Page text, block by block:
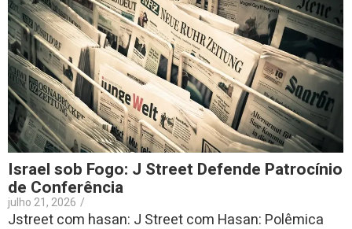
Israel sob Fogo: J Street Defende Patrocínio
de Conferência
julho 21, 2026 /
Jstreet com hasan: J Street com Hasan: Polêmica